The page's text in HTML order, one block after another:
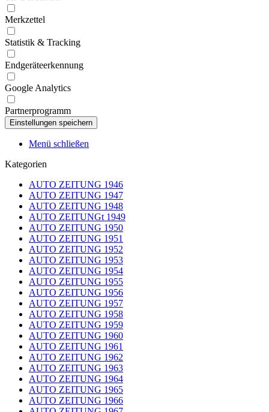
Merkzettel
Statistik & Tracking
Endgeräteerkennung
Google Analytics
Partnerprogramm
Menü schließen
Kategorien
AUTO ZEITUNG 1946
AUTO ZEITUNG 1947
AUTO ZEITUNG 1948
AUTO ZEITUNGt 1949
AUTO ZEITUNG 1950
AUTO ZEITUNG 1951
AUTO ZEITUNG 1952
AUTO ZEITUNG 1953
AUTO ZEITUNG 1954
AUTO ZEITUNG 1955
AUTO ZEITUNG 1956
AUTO ZEITUNG 1957
AUTO ZEITUNG 1958
AUTO ZEITUNG 1959
AUTO ZEITUNG 1960
AUTO ZEITUNG 1961
AUTO ZEITUNG 1962
AUTO ZEITUNG 1963
AUTO ZEITUNG 1964
AUTO ZEITUNG 1965
AUTO ZEITUNG 1966